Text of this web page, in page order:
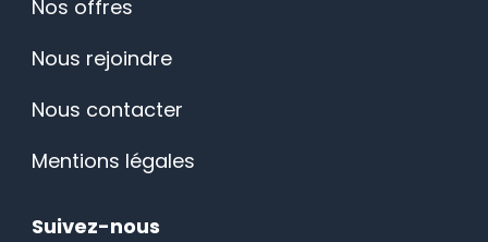
Nos offres
Nous rejoindre
Nous contacter
Mentions légales
Suivez-nous